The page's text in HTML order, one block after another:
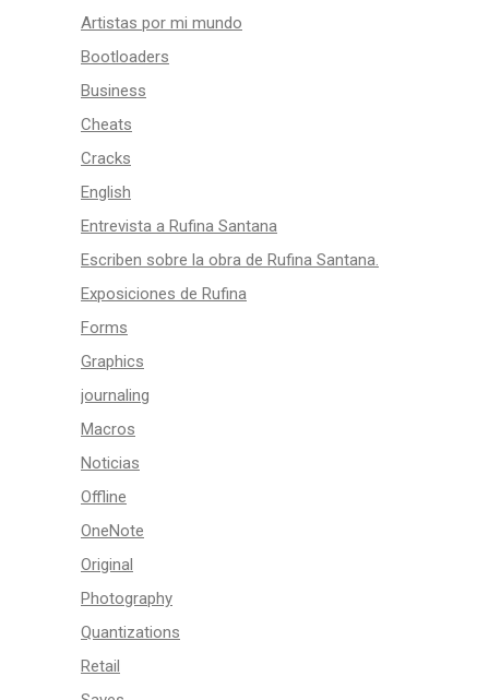
Artistas por mi mundo
Bootloaders
Business
Cheats
Cracks
English
Entrevista a Rufina Santana
Escriben sobre la obra de Rufina Santana.
Exposiciones de Rufina
Forms
Graphics
journaling
Macros
Noticias
Offline
OneNote
Original
Photography
Quantizations
Retail